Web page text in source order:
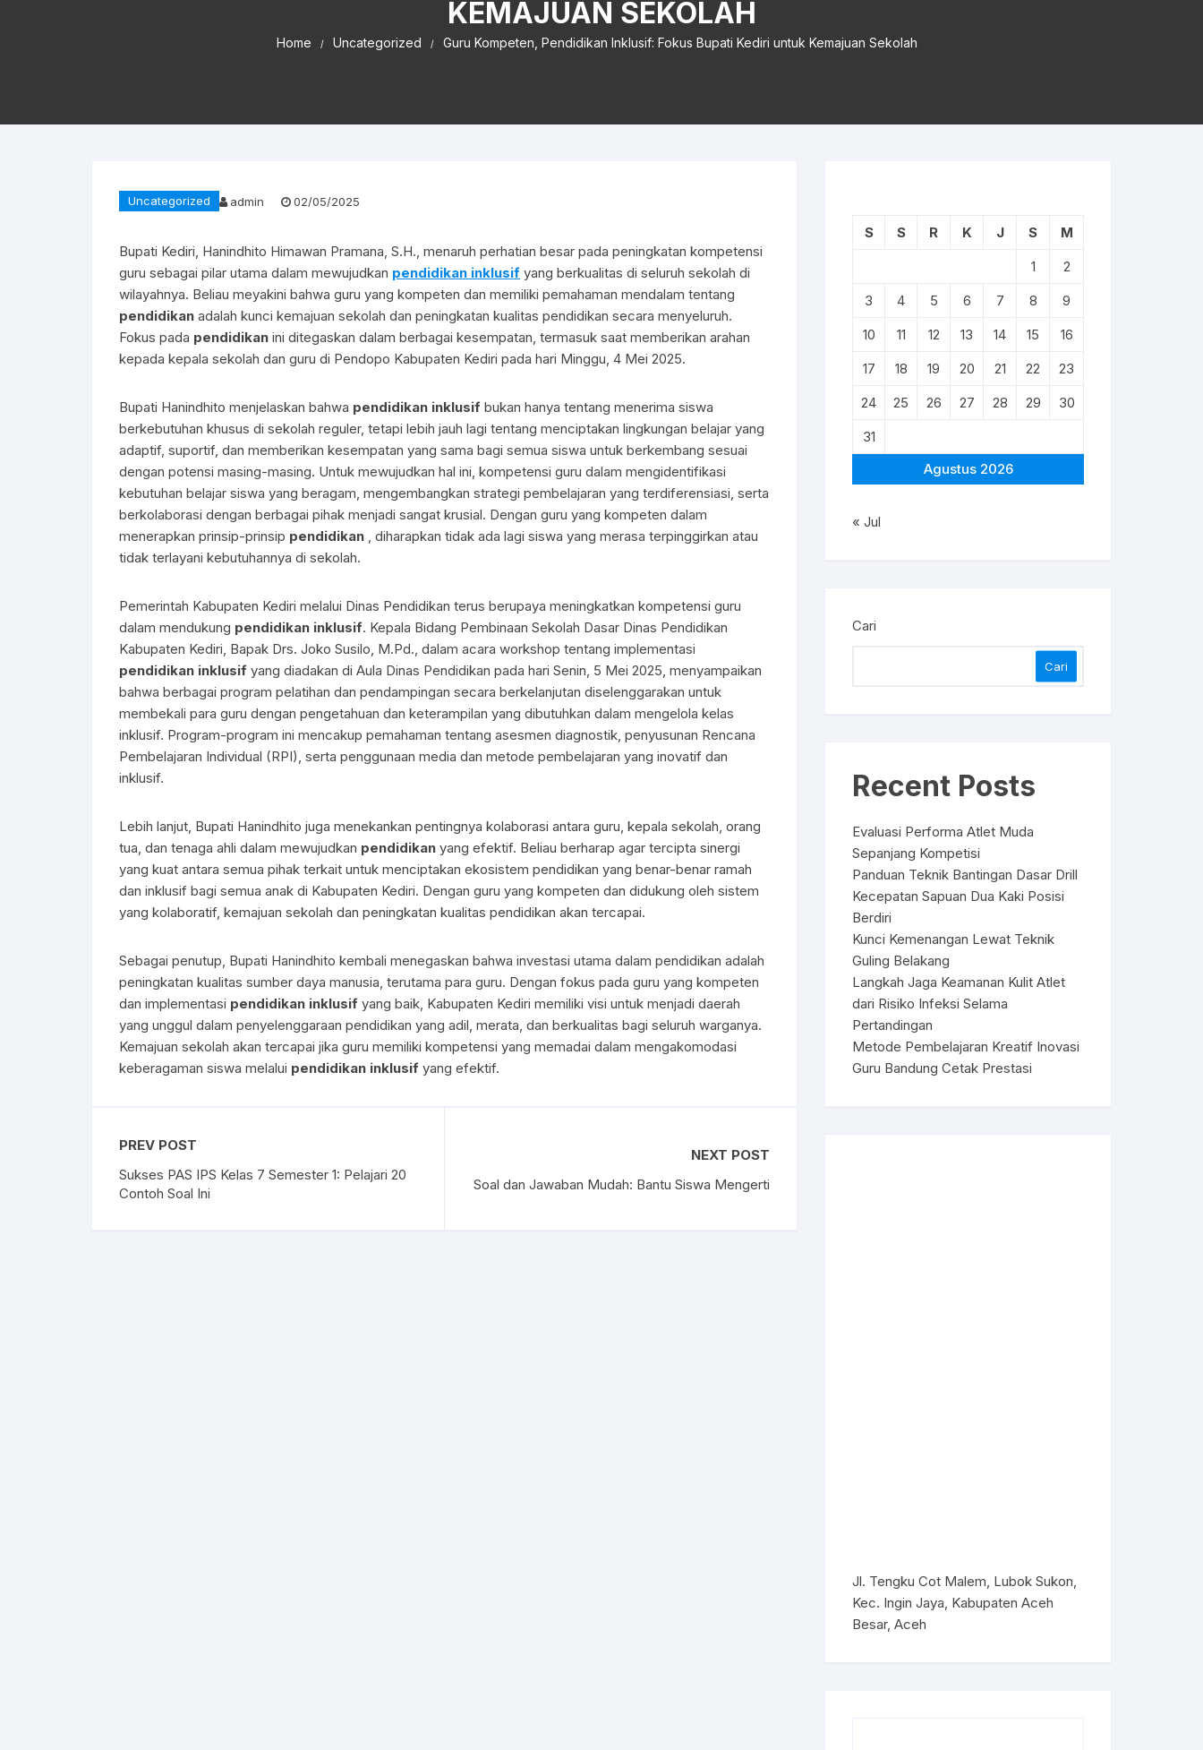
KEMAJUAN SEKOLAH
Home Uncategorized Guru Kompeten, Pendidikan Inklusif: Fokus Bupati Kediri untuk Kemajuan Sekolah
Uncategorized admin 02/05/2025
Bupati Kediri, Hanindhito Himawan Pramana, S.H., menaruh perhatian besar pada peningkatan kompetensi
guru sebagai pilar utama dalam mewujudkan pendidikan inklusif yang berkualitas di seluruh sekolah di
wilayahnya. Beliau meyakini bahwa guru yang kompeten dan memiliki pemahaman mendalam tentang
pendidikan adalah kunci kemajuan sekolah dan peningkatan kualitas pendidikan secara menyeluruh.
Fokus pada pendidikan ini ditegaskan dalam berbagai kesempatan, termasuk saat memberikan arahan
kepada kepala sekolah dan guru di Pendopo Kabupaten Kediri pada hari Minggu, 4 Mei 2025.
Bupati Hanindhito menjelaskan bahwa pendidikan inklusif bukan hanya tentang menerima siswa
berkebutuhan khusus di sekolah reguler, tetapi lebih jauh lagi tentang menciptakan lingkungan belajar yang
adaptif, suportif, dan memberikan kesempatan yang sama bagi semua siswa untuk berkembang sesuai
dengan potensi masing-masing. Untuk mewujudkan hal ini, kompetensi guru dalam mengidentifikasi
kebutuhan belajar siswa yang beragam, mengembangkan strategi pembelajaran yang terdiferensiasi, serta
berkolaborasi dengan berbagai pihak menjadi sangat krusial. Dengan guru yang kompeten dalam
menerapkan prinsip-prinsip pendidikan , diharapkan tidak ada lagi siswa yang merasa terpinggirkan atau
tidak terlayani kebutuhannya di sekolah.
Pemerintah Kabupaten Kediri melalui Dinas Pendidikan terus berupaya meningkatkan kompetensi guru
dalam mendukung pendidikan inklusif. Kepala Bidang Pembinaan Sekolah Dasar Dinas Pendidikan
Kabupaten Kediri, Bapak Drs. Joko Susilo, M.Pd., dalam acara workshop tentang implementasi
pendidikan inklusif yang diadakan di Aula Dinas Pendidikan pada hari Senin, 5 Mei 2025, menyampaikan
bahwa berbagai program pelatihan dan pendampingan secara berkelanjutan diselenggarakan untuk
membekali para guru dengan pengetahuan dan keterampilan yang dibutuhkan dalam mengelola kelas
inklusif. Program-program ini mencakup pemahaman tentang asesmen diagnostik, penyusunan Rencana
Pembelajaran Individual (RPI), serta penggunaan media dan metode pembelajaran yang inovatif dan
inklusif.
Lebih lanjut, Bupati Hanindhito juga menekankan pentingnya kolaborasi antara guru, kepala sekolah, orang
tua, dan tenaga ahli dalam mewujudkan pendidikan yang efektif. Beliau berharap agar tercipta sinergi
yang kuat antara semua pihak terkait untuk menciptakan ekosistem pendidikan yang benar-benar ramah
dan inklusif bagi semua anak di Kabupaten Kediri. Dengan guru yang kompeten dan didukung oleh sistem
yang kolaboratif, kemajuan sekolah dan peningkatan kualitas pendidikan akan tercapai.
Sebagai penutup, Bupati Hanindhito kembali menegaskan bahwa investasi utama dalam pendidikan adalah
peningkatan kualitas sumber daya manusia, terutama para guru. Dengan fokus pada guru yang kompeten
dan implementasi pendidikan inklusif yang baik, Kabupaten Kediri memiliki visi untuk menjadi daerah
yang unggul dalam penyelenggaraan pendidikan yang adil, merata, dan berkualitas bagi seluruh warganya.
Kemajuan sekolah akan tercapai jika guru memiliki kompetensi yang memadai dalam mengakomodasi
keberagaman siswa melalui pendidikan inklusif yang efektif.
PREV POST
Sukses PAS IPS Kelas 7 Semester 1: Pelajari 20
Contoh Soal Ini
NEXT POST
Soal dan Jawaban Mudah: Bantu Siswa Mengerti
Agustus 2026
S S R K J S
M
1
2
3
4 5 6 7 8
9
10
11 12 13 14 15
16
17
18 19 20 21 22
23
24
25 26 27 28 29
30
31
« Jul
Cari
Cari
Recent Posts
Evaluasi Performa Atlet Muda
Sepanjang Kompetisi
Panduan Teknik Bantingan Dasar Drill
Kecepatan Sapuan Dua Kaki Posisi
Berdiri
Kunci Kemenangan Lewat Teknik
Guling Belakang
Langkah Jaga Keamanan Kulit Atlet
dari Risiko Infeksi Selama
Pertandingan
Metode Pembelajaran Kreatif Inovasi
Guru Bandung Cetak Prestasi
Jl. Tengku Cot Malem, Lubok Sukon,
Kec. Ingin Jaya, Kabupaten Aceh
Besar, Aceh